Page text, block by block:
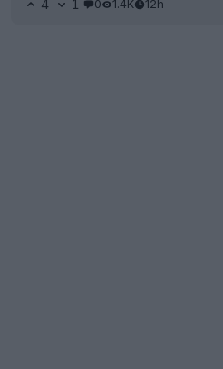
4 1 0 1.4K 12h